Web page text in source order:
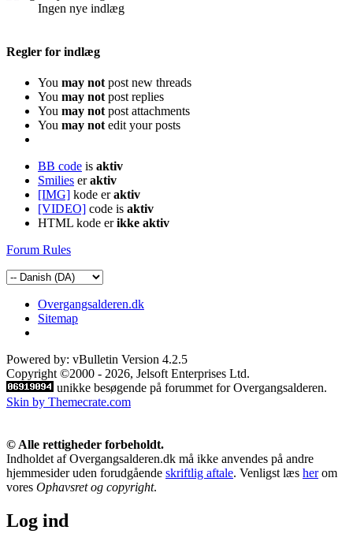
Ingen nye indlæg
Regler for indlæg
You may not post new threads
You may not post replies
You may not post attachments
You may not edit your posts
BB code is aktiv
Smilies eraktiv
[IMG] kode eraktiv
[VIDEO] code is aktiv
HTML kode erikke aktiv
Forum Rules
Overgangsalderen.dk
Sitemap
Powered by: vBulletin Version 4.2.5
Copyright ©2000 - 2026, Jelsoft Enterprises Ltd.
unikke besøgende på forummet for Overgangsalderen.
Skin by Themecrate.com
© Alle rettigheder forbeholdt.
Indholdet af Overgangsalderen.dk må ikke anvendes på andre
hjemmesider uden forudgående skriftlig aftale. Venligst læs herom
vores Ophavsret og copyright.
Log ind